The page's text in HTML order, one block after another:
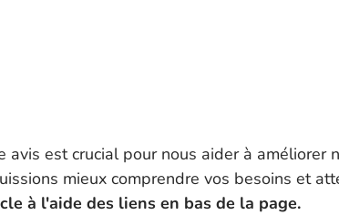
est crucial pour nous aider à améliorer
mieux comprendre vos besoins et
à l'aide des liens en bas de la page.